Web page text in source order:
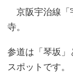
京阪宇治線「
寺。
参道は「琴坂
スポットです。